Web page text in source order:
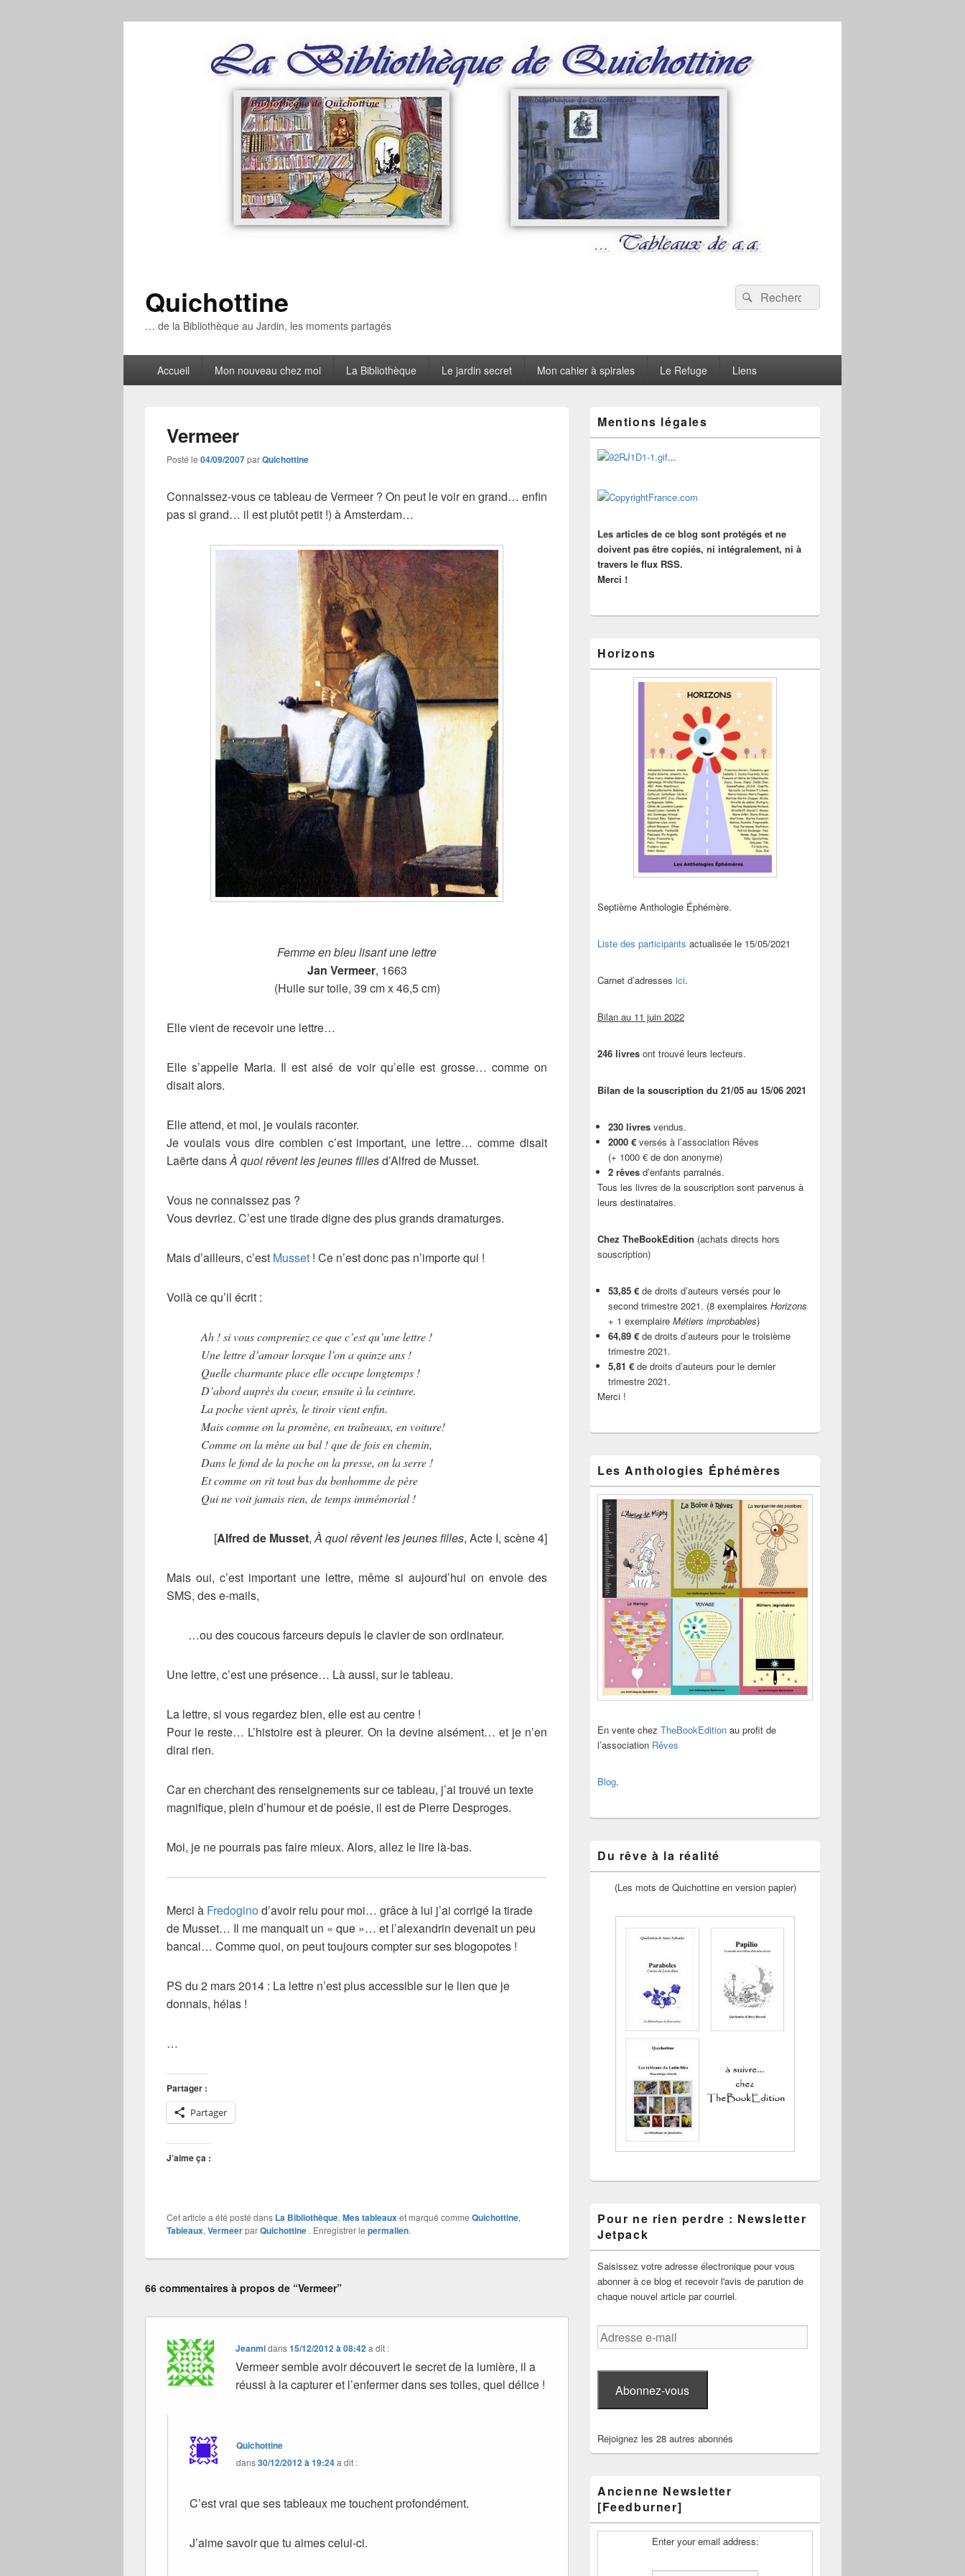
Quichottine
… de la Bibliothèque au Jardin, les moments partagés
Recherche :
Rechercher
principalAccueil Mon nouveau chez moi La Bibliothèque Le jardin secret Mon cahier à spirales Le Refuge Liens
Vermeer
Posté le 04/09/2007parQuichottine
Connaissez-vous ce tableau deVermeer? On peut le voir en grand… enfin
pas si grand… il est plutôt petit !) à Amsterdam…
Femme en bleu lisant une lettre
Jan Vermeer, 1663
(Huile sur toile, 39 cm x 46,5 cm)
Elle vient de recevoir une lettre…
Elle s’appelle Maria. Il est aisé de voir qu’elle est grosse… comme on
disait alors.
Elle attend, et moi, je voulais raconter.
Je voulais vous dire combien c’est important, une lettre… comme disait
Laërte dansÀ quoi rêvent les jeunes fillesd’Alfred de Musset.
Vous ne connaissez pas ?
Vous devriez. C’est une tirade digne des plus grands dramaturges.
Mais d’ailleurs, c’est Musset ! Ce n’est donc pas n’importe qui !
Voilà ce qu’il écrit :
Ah ! si vous compreniez ce que c’est qu’une lettre !
Une lettre d’amour lorsque l’on a quinze ans !
Quelle charmante place elle occupe longtemps !
D’abord auprès du coeur, ensuite à la ceinture.
La poche vient après, le tiroir vient enfin.
Mais comme on la promène, en traîneaux, en voiture!
Comme on la mène au bal ! que de fois en chemin,
Dans le fond de la poche on la presse, on la serre !
Et comme on rit tout bas du bonhomme de père
Qui ne voit jamais rien, de temps immémorial !
[Alfred de Musset,À quoi rêvent les jeunes filles, Acte I, scène 4]
Mais oui, c’est important une lettre, même si aujourd’hui on envoie des
SMS, des e-mails,
…ou des coucous farceurs depuis le clavier de son ordinateur.
Une lettre, c’est une présence… Là aussi, sur le tableau.
La lettre, si vous regardez bien, elle est au centre !
Pour le reste… L’histoire est à pleurer. On la devine aisément… et je n’en
dirai rien.
Car en cherchant des renseignements sur ce tableau, j’ai trouvé un texte
magnifique, plein d’humour et de poésie, il est de Pierre Desproges.
Moi, je ne pourrais pas faire mieux. Alors, allez le lire là-bas.
Merci à Fredoginod’avoir relu pour moi… grâce à lui j’ai corrigé la tirade
de Musset… Il me manquait un « que »… et l’alexandrin devenait un peu
bancal… Comme quoi, on peut toujours compter sur ses blogopotes !
PS du 2 mars 2014 : La lettre n’est plus accessible sur le lien que je
donnais, hélas !
…
Partager :
Partager
J’aime ça :
Cet article a été posté dans La Bibliothèque, Mes tableauxet marqué comme Quichottine,
Tableaux, VermeerparQuichottine . Enregistrer le permalien.
66 commentaires à propos de “Vermeer”
Jeanmidans15/12/2012 à 08:42a dit :
Vermeer semble avoir découvert le secret de la lumière, il a
réussi à la capturer et l’enfermer dans ses toiles, quel délice !
Quichottine
dans30/12/2012 à 19:24a dit :
C’est vrai que ses tableaux me touchent profondément.
J’aime savoir que tu aimes celui-ci.
principale
de
widget
pour
barre
latérale
Mentions légales
...
Les articles de ce blog sont protégés et ne
doivent pas être copiés, ni intégralement, ni à
travers le flux RSS.
Merci !
Horizons
Septième Anthologie Éphémère.
Liste des participants actualisée le 15/05/2021
Carnet d’adresses ici.
Bilan au 11 juin 2022
246 livres ont trouvé leurs lecteurs.
Bilan de la souscription du 21/05 au 15/06 2021
230 livres vendus.
2000 € versés à l’association Rêves
(+ 1000 € de don anonyme)
2 rêves d’enfants parrainés.
Tous les livres de la souscription sont parvenus à
leurs destinataires.
Chez TheBookEdition (achats directs hors
souscription)
53,85 € de droits d’auteurs versés pour le
second trimestre 2021. (8 exemplaires Horizons
+ 1 exemplaire Métiers improbables)
64,89 € de droits d’auteurs pour le troisième
trimestre 2021.
5,81 € de droits d’auteurs pour le dernier
trimestre 2021.
Merci !
Les Anthologies Éphémères
En vente chez TheBookEdition au profit de
l’association Rêves
Blog.
Du rêve à la réalité
(Les mots de Quichottine en version papier)
Pour ne rien perdre : Newsletter
Jetpack
Saisissez votre adresse électronique pour vous
abonner à ce blog et recevoir l'avis de parution de
chaque nouvel article par courriel.
Adresse
e-
Abonnez-vous
Rejoignez les 28 autres abonnés
Ancienne Newsletter
[Feedburner]
Enter your email address: